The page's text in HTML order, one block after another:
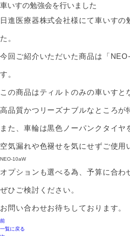
車いすの勉強会を行いました
日進医療器株式会社様にて車いすの
た。
今回ご紹介いただいた商品は「
す。
この商品はティルトのみの車いすと
高品質かつリーズナブルなところが
また、車輪は黒色ノーパンクタイヤ
空気漏れや色褪せを気にせずご使用
NEO-10aW
オプションも選べる為、予算に合わ
ぜひご検討ください。
お問い合わせお待ちしております。
前
一覧に戻る